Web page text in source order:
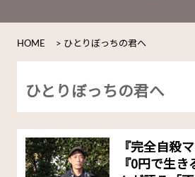
HOME > ひとりぼっちの君へ
ひとりぼっちの君へ
『完全自殺
『0円で生